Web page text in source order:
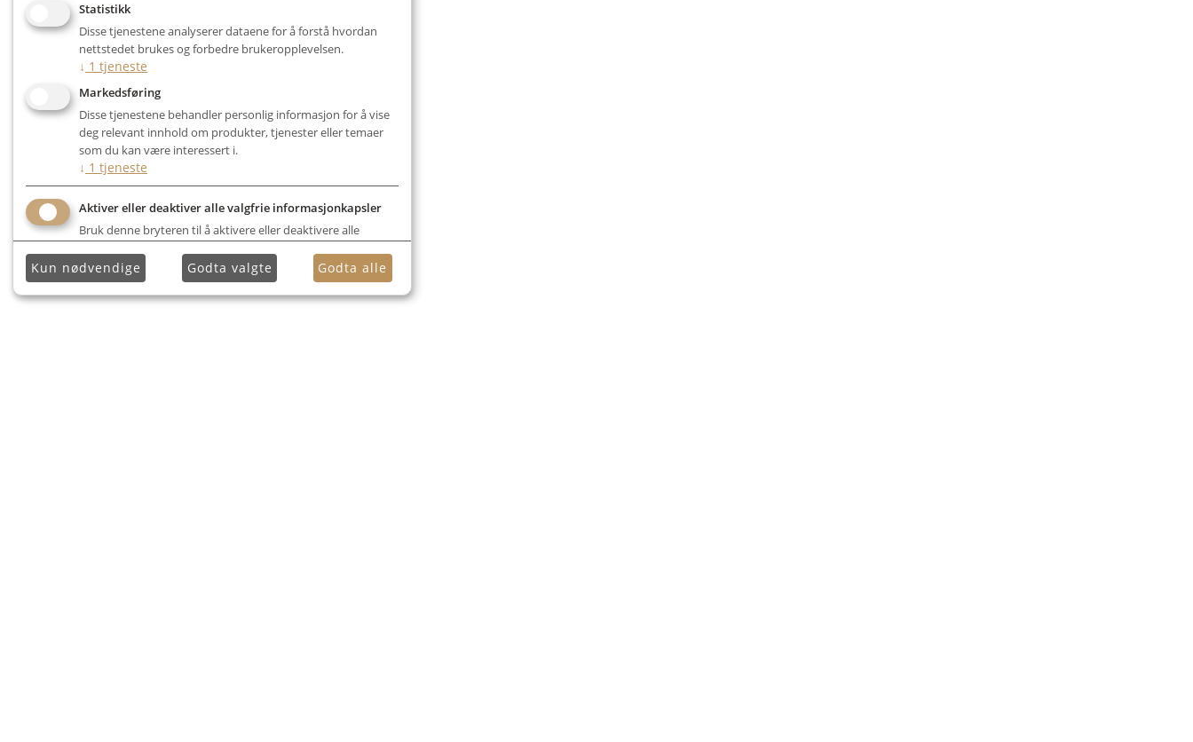
Statistikk
Disse tjenestene analyserer dataene for å forstå hvordan
nettstedet brukes og forbedre brukeropplevelsen.
↓ 1 tjeneste
Markedsføring
Disse tjenestene behandler personlig informasjon for å vise
deg relevant innhold om produkter, tjenester eller temaer
som du kan være interessert i.
↓ 1 tjeneste
Aktiver eller deaktiver alle valgfrie informasjonkapsler
Bruk denne bryteren til å aktivere eller deaktivere alle
Kun nødvendige Godta valgte Godta alle